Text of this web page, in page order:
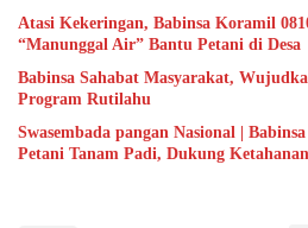
Atasi Kekeringan, Babinsa Koramil
“Manunggal Air” Bantu Petani di Desa
Babinsa Sahabat Masyarakat,
Program Rutilahu
Swasembada pangan Nasional |
Petani Tanam Padi, Dukung